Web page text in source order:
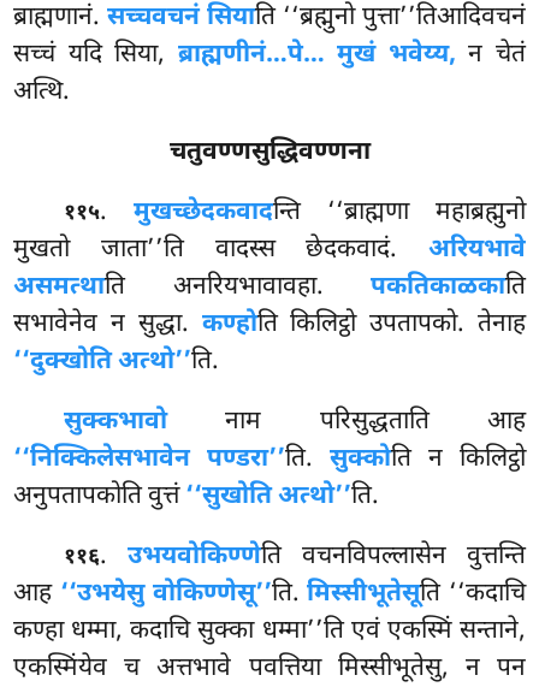
ब्राह्मणानं.सच्चवचनं सियाति ‘‘ब्रह्मुनो पुत्ता’’तिआदिवचनं
सच्चं यदि सिया, ब्राह्मणीनं…पे… मुखं भवेय्य, न चेतं
अत्थि.
चतुवण्णसुद्धिवण्णना
११५. मुखच्छेदकवादन्ति ‘‘ब्राह्मणा महाब्रह्मुनो
मुखतो जाता’’ति वादस्स छेदकवादं. अरियभावे
असमत्थाति अनरियभावावहा. पकतिकाळकाति
सभावेनेव न सुद्धा. कण्होति किलिट्ठो उपतापको. तेनाह
‘‘दुक्खोति अत्थो’’ति.
सुक्कभावोनाम परिसुद्धताति आह
‘‘निक्किलेसभावेन पण्डरा’’ति.सुक्कोति न किलिट्ठो
अनुपतापकोति वुत्तं‘‘सुखोति अत्थो’’ति.
११६. उभयवोकिण्णेति वचनविपल्लासेन वुत्तन्ति
आह ‘‘उभयेसु वोकिण्णेसू’’ति.मिस्सीभूतेसूति ‘‘कदाचि
कण्हा धम्मा, कदाचि सुक्का धम्मा’’ति एवं एकस्मिं सन्ताने,
एकस्मिंयेव च अत्तभावे पवत्तिया मिस्सीभूतेसु, न पन